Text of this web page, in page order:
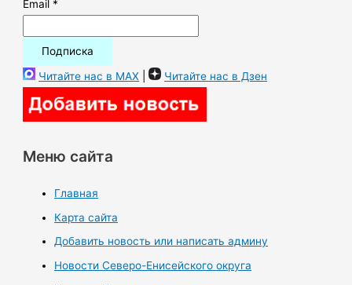
Email *
Читайте нас в MAX | Читайте нас в Дзен
Меню сайта
Главная
Карта сайта
Добавить новость или написать админу
Новости Северо-Енисейского округа